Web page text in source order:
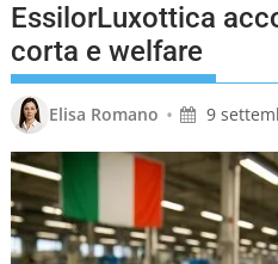
EssilorLuxottica
corta e welfare
Elisa Romano • 9